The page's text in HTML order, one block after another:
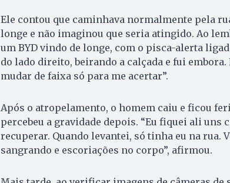
Ele contou que caminhava normalmente pela
longe e não imaginou que seria atingido. Ao
um BYD vindo de longe, com o pisca-alerta
do lado direito, beirando a calçada e fui
mudar de faixa só para me acertar”.
Após o atropelamento, o homem caiu e ficou
percebeu a gravidade depois. “Eu fiquei ali uns
recuperar. Quando levantei, só tinha eu na rua.
sangrando e escoriações no corpo”, afirmou.